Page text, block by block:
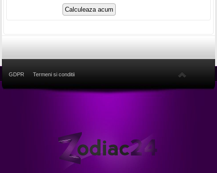
GDPR Termeni si conditii